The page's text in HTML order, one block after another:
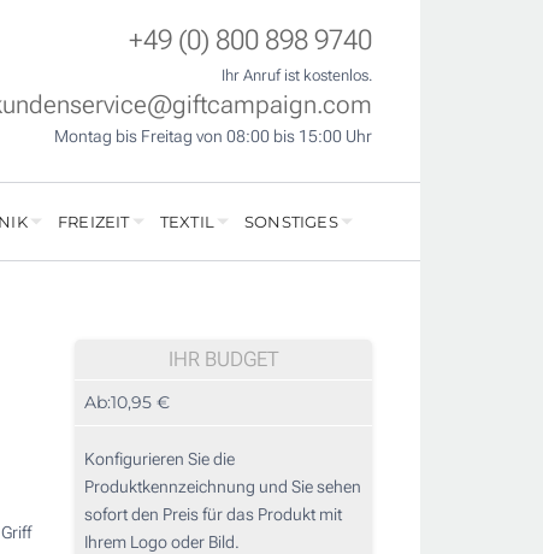
+49 (0) 800 898 9740
Ihr Anruf ist kostenlos.
Montag bis Freitag von 08:00 bis 15:00 Uhr
FREIZEIT TEXTIL SONSTIGES
IHR BUDGET
Ab:10,95 €
Konfigurieren Sie die
Produktkennzeichnung und Sie sehen
sofort den Preis für das Produkt mit
Ihrem Logo oder Bild.